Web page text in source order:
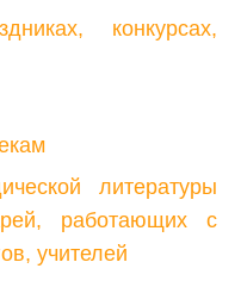
конкурсах,
литературы
работающих с
учителей